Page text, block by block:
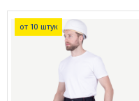
от 10 штук